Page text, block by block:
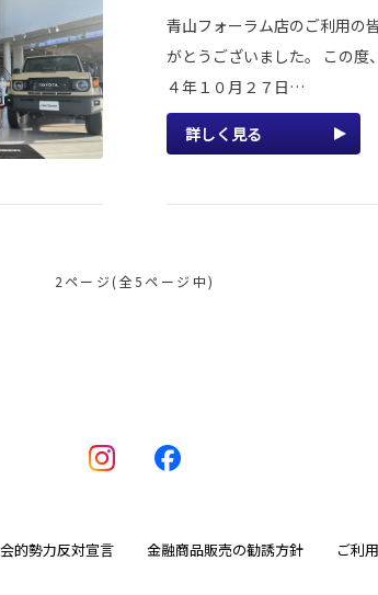
青山フォーラム店のご利用の
がとうございました。 この度
４年１０月２７日…
詳しく見る
2ページ(全5ページ中)
的勢力反対宣言 金融商品販売の勧誘方針 ご利